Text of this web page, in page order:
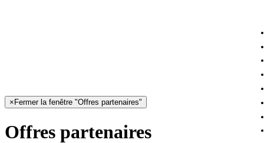
× Fermer la fenêtre "Offres partenaires"
Offres partenaires